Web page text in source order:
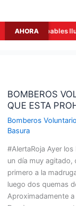
AHORA
probables lluvias
BOMBEROS
QUE ESTA
Bomberos
Basura
#AlertaRoja Ayer
un día muy
primero a la
luego dos quemas
Aproximadamente
LES
RECUERDA
QUE
ESTA
LA
QUEMA
DE
BASURA